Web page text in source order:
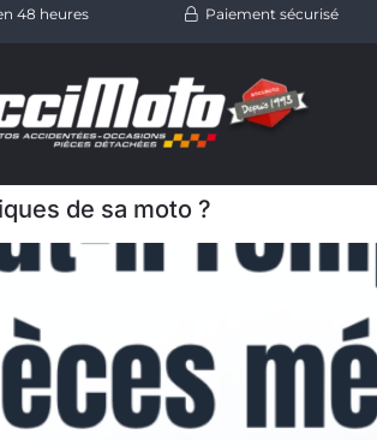
48 heures Paiement sécurisé
de sa moto ?